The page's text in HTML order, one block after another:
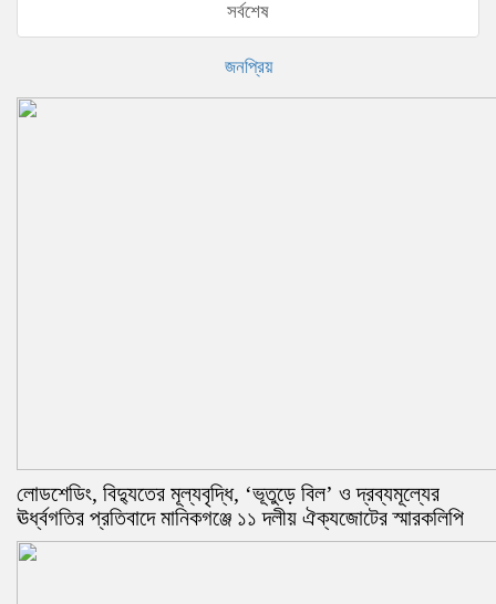
সর্বশেষ
জনপ্রিয়
লোডশেডিং, বিদ্যুতের মূল্যবৃদ্ধি, ‘ভূতুড়ে বিল’ ও দ্রব্যমূল্যের
ঊর্ধ্বগতির প্রতিবাদে মানিকগঞ্জে ১১ দলীয় ঐক্যজোটের স্মারকলিপি